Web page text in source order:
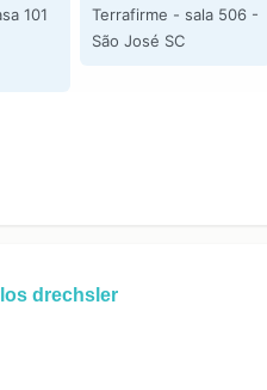
101
Terrafirme - sala 506 -
São José SC
drechsler